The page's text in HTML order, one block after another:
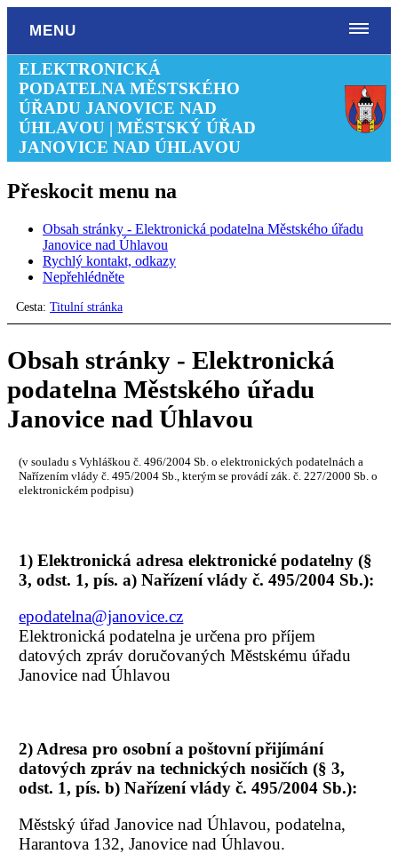
MENU
ELEKTRONICKÁ
PODATELNA MĚSTSKÉHO
ÚŘADU JANOVICE NAD
ÚHLAVOU | MĚSTSKÝ ÚŘAD
JANOVICE NAD ÚHLAVOU
Přeskocit menu na
Obsah stránky - Elektronická podatelna Městského úřadu
Janovice nad Úhlavou
Rychlý kontakt, odkazy
Nepřehlédněte
Cesta: Titulní stránka
Obsah stránky - Elektronická
podatelna Městského úřadu
Janovice nad Úhlavou
(v souladu s Vyhláškou č. 496/2004 Sb. o elektronických podatelnách a
Nařízením vlády č. 495/2004 Sb., kterým se provádí zák. č. 227/2000 Sb. o
elektronickém podpisu)
1) Elektronická adresa elektronické podatelny (§
3, odst. 1, pís. a) Nařízení vlády č. 495/2004 Sb.):
epodatelna@janovice.cz
Elektronická podatelna je určena pro příjem
datových zpráv doručovaných Městskému úřadu
Janovice nad Úhlavou
2) Adresa pro osobní a poštovní přijímání
datových zpráv na technických nosičích (§ 3,
odst. 1, pís. b) Nařízení vlády č. 495/2004 Sb.):
Městský úřad Janovice nad Úhlavou, podatelna,
Harantova 132, Janovice nad Úhlavou.